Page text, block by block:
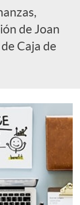
de Joan
Caja de